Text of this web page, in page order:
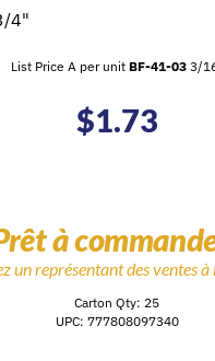
4"
List Price A per unit BF-41-033/
$1.73
à
un représentant des ventes à
Carton Qty: 25
UPC: 777808097340